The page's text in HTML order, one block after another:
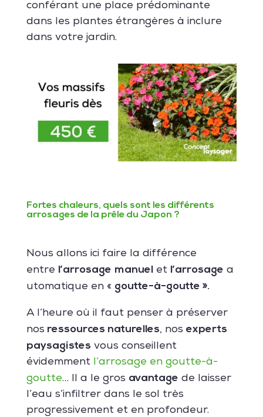
conférant une place prédominante
dans les plantes étrangères à inclure
dans votre jardin.
Fortes chaleurs, quels sont les différents
arrosages de la prêle du Japon ?
Nous allons ici faire la différence
entre l’arrosage manuel et l’arrosage a
utomatique en « goutte-à-goutte ».
A l’heure où il faut penser à préserver
nos ressources naturelles, nos experts
paysagistes vous conseillent
évidemment l’arrosage en goutte-à-
goutte… Il a le gros avantage de laisser
l’eau s’infiltrer dans le sol très
progressivement et en profondeur.